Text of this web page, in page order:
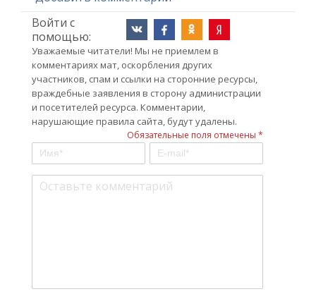
Войти с
помощью:
Уважаемые читатели! Мы не приемлем в
комментариях мат, оскорбления других
участников, спам и ссылки на сторонние ресурсы,
враждебные заявления в сторону администрации
и посетителей ресурса. Комментарии,
нарушающие правила сайта, будут удалены.
Обязательные поля отмечены *